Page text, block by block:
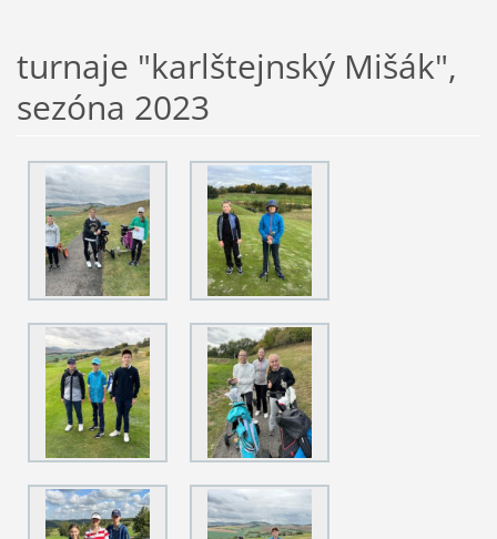
turnaje "karlštejnský Mišák",
sezóna 2023